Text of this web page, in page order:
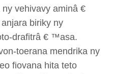
vehivavy aminâ €
biriky ny
drafitrâ € ™asa.
toerana mendrika ny
fiovana hita teto